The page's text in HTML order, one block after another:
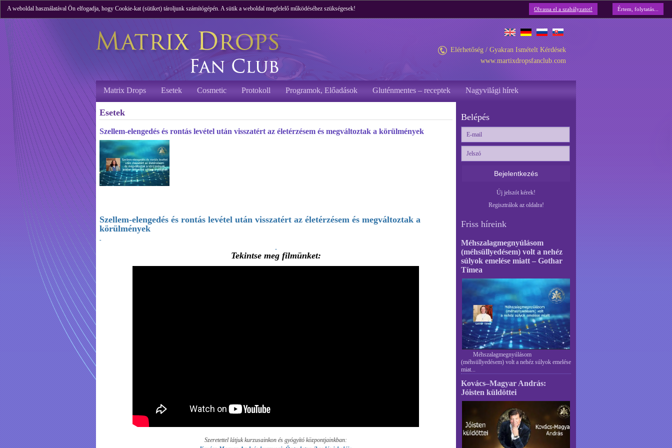
A weboldal használatával Ön elfogadja, hogy Cookie-kat (sütiket) tároljunk számítógépén. A sütik a weboldal megfelelő működéséhez szükségesek! Olvassa el a szabályzatot! Értem, folytatás...
Elérhetőség / Gyakran Ismételt Kérdések
www.martixdropsfanclub.com
Matrix Drops Esetek Cosmetic Protokoll Programok, Előadások Gluténmentes – receptek Nagyvilági hírek
Esetek
Szellem-elengedés és rontás levétel után visszatért az életérzésem és megváltoztak a körülmények
Szellem-elengedés és rontás levétel után visszatért az életérzésem és megváltoztak a
körülmények
Tekintse meg filmünket:
Szeretettel látjuk kurzusainkon és gyógyító központjainkban:
Belépés
Bejelentkezés
Új jelszót kérek!
Regisztrálok az oldalra!
Friss híreink
Méhszalagmegnyúlásom
(méhsüllyedésem) volt a nehéz
súlyok emelése miatt – Gothar
Tímea
Méhszalagmegnyúlásom
(méhsüllyedésem) volt a nehéz súlyok emelése
miat...
Kovács–Magyar András:
Jóisten küldöttei